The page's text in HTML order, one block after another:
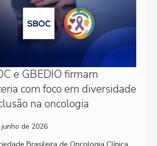
e GBEDIO firmam
com foco em diversidade
na oncologia
de 2026